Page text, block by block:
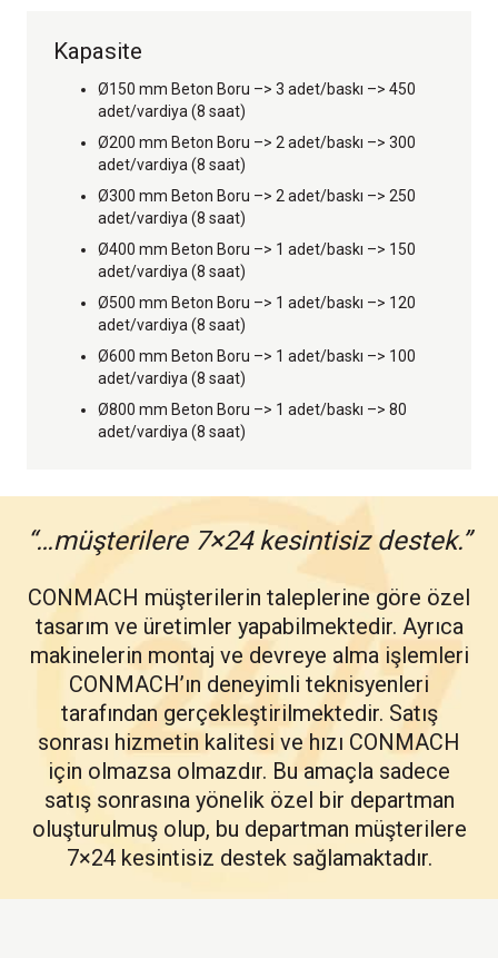
Kapasite
Ø150 mm Beton Boru –> 3 adet/baskı –> 450
adet/vardiya (8 saat)
Ø200 mm Beton Boru –> 2 adet/baskı –> 300
adet/vardiya (8 saat)
Ø300 mm Beton Boru –> 2 adet/baskı –> 250
adet/vardiya (8 saat)
Ø400 mm Beton Boru –> 1 adet/baskı –> 150
adet/vardiya (8 saat)
Ø500 mm Beton Boru –> 1 adet/baskı –> 120
adet/vardiya (8 saat)
Ø600 mm Beton Boru –> 1 adet/baskı –> 100
adet/vardiya (8 saat)
Ø800 mm Beton Boru –> 1 adet/baskı –> 80
adet/vardiya (8 saat)
“…müşterilere 7×24 kesintisiz destek.”
CONMACH müşterilerin taleplerine göre özel
tasarım ve üretimler yapabilmektedir. Ayrıca
makinelerin montaj ve devreye alma işlemleri
CONMACH’ın deneyimli teknisyenleri
tarafından gerçekleştirilmektedir. Satış
sonrası hizmetin kalitesi ve hızı CONMACH
için olmazsa olmazdır. Bu amaçla sadece
satış sonrasına yönelik özel bir departman
oluşturulmuş olup, bu departman müşterilere
7×24 kesintisiz destek sağlamaktadır.